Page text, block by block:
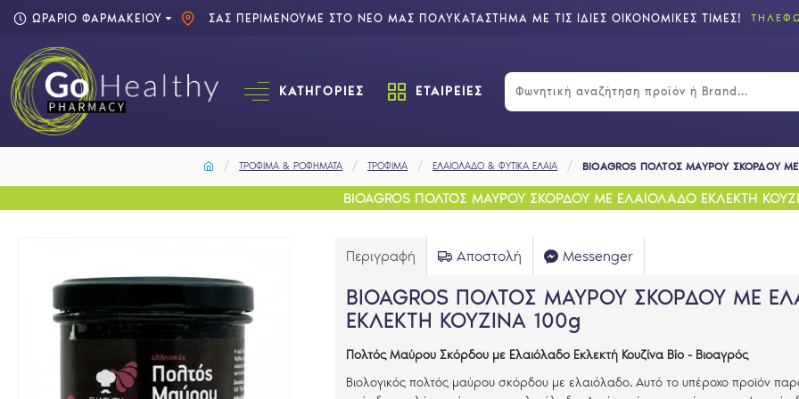
ΩΡΑΡΙΟ ΦΑΡΜΑΚΕΙΟΥ ΣΑΣ ΠΕΡΙΜΕΝΟΥΜΕ ΣΤΟ ΝΕΟ ΜΑΣ ΠΟΛΥΚΑΤΑΣΤΗΜΑ ΜΕ ΤΙΣ ΙΔΙΕΣ ΟΙΚΟΝΟΜΙΚΕΣ ΤΙΜΕΣ!
ΚΑΤΗΓΟΡΊΕΣ ΕΤΑΙΡΕΙΕΣ
ΤΡΟΦΙΜΑ & ΡΟΦΗΜΑΤΑ ΤΡΟΦΙΜΑ ΕΛΑΙΟΛΑΔΟ & ΦΥΤΙΚΑ ΕΛΑΙΑ BIOAGROS ΠΟΛΤΟΣ ΜΑΥΡΟΥ ΣΚΟΡΔΟΥ
BIOAGROS ΠΟΛΤΟΣ ΜΑΥΡΟΥ ΣΚΟΡΔΟΥ ΜΕ ΕΛΑΙΟΛΑΔΟ ΕΚΛΕΚΤΗ
Περιγραφή Αποστολή Messenger
BIOAGROS ΠΟΛΤΟΣ ΜΑΥΡΟΥ ΣΚΟΡΔΟΥ ΜΕ
ΕΚΛΕΚΤΗ ΚΟΥΖΙΝΑ 100g
Πολτός Μαύρου Σκόρδου με Ελαιόλαδο Εκλεκτή Κουζίνα Bio - Βιοαγρός
Βιολογικός πολτός μαύρου σκόρδου με ελαιόλαδο. Αυτό το υπέροχο προϊόν